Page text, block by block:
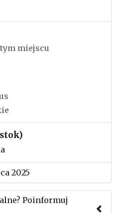
miejscu
2025
Poinformuj